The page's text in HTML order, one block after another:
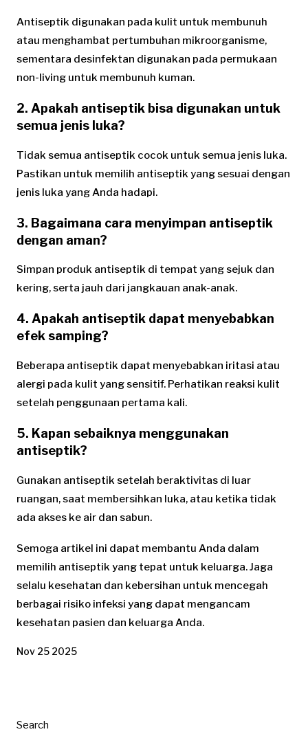
Antiseptik digunakan pada kulit untuk membunuh
atau menghambat pertumbuhan mikroorganisme,
sementara desinfektan digunakan pada permukaan
non-living untuk membunuh kuman.
2. Apakah antiseptik bisa digunakan untuk
semua jenis luka?
Tidak semua antiseptik cocok untuk semua jenis luka.
Pastikan untuk memilih antiseptik yang sesuai dengan
jenis luka yang Anda hadapi.
3. Bagaimana cara menyimpan antiseptik
dengan aman?
Simpan produk antiseptik di tempat yang sejuk dan
kering, serta jauh dari jangkauan anak-anak.
4. Apakah antiseptik dapat menyebabkan
efek samping?
Beberapa antiseptik dapat menyebabkan iritasi atau
alergi pada kulit yang sensitif. Perhatikan reaksi kulit
setelah penggunaan pertama kali.
5. Kapan sebaiknya menggunakan
antiseptik?
Gunakan antiseptik setelah beraktivitas di luar
ruangan, saat membersihkan luka, atau ketika tidak
ada akses ke air dan sabun.
Semoga artikel ini dapat membantu Anda dalam
memilih antiseptik yang tepat untuk keluarga. Jaga
selalu kesehatan dan kebersihan untuk mencegah
berbagai risiko infeksi yang dapat mengancam
kesehatan pasien dan keluarga Anda.
Nov 25 2025
Search